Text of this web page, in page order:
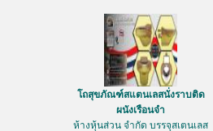
โถสุขภัณฑ์สแตนเลสนั่งราบติด
ผนังเรือนจำ
ห้างหุ้นส่วน จำกัด บรรจุสเตนเลส